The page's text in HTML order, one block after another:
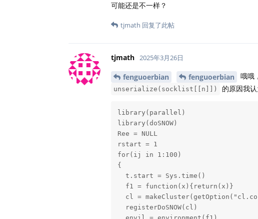
可能还是不一样？
tjmath 回复了此帖
tjmath 2025年3月26日
fenguoerbian fenguoerbian 哦哦
unserialize(socklist[[n]]) 的原因我
library(parallel)
library(doSNOW)
Ree = NULL
rstart = 1
for(ij in 1:100)
{
  t.start = Sys.time()
  f1 = function(x){return(x)}
cl =
  registerDoSNOW(cl)